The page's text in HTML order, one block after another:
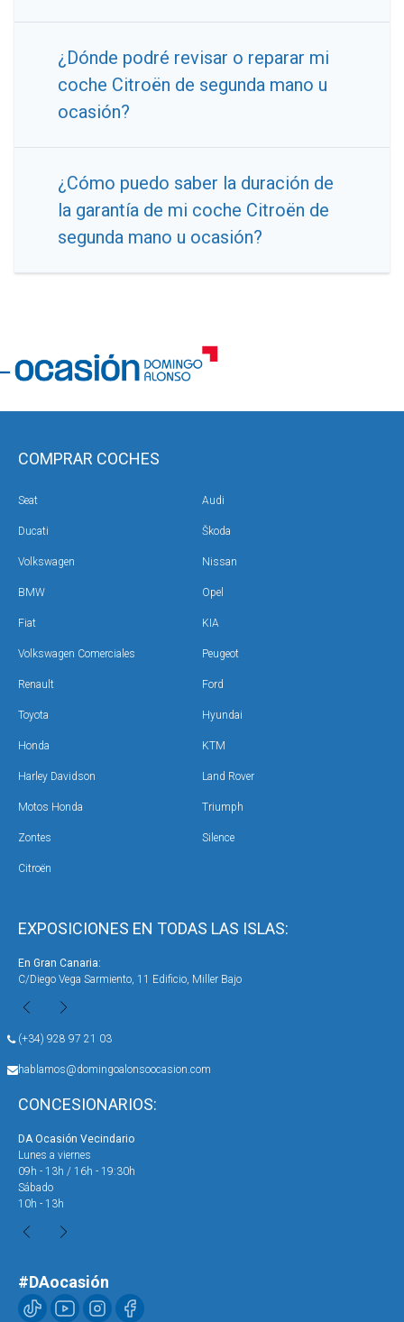
¿Dónde podré revisar o reparar mi
coche Citroën de segunda mano u
ocasión?
¿Cómo puedo saber la duración de
la garantía de mi coche Citroën de
segunda mano u ocasión?
EXPOSICIONES EN TODAS LAS ISLAS:
En Gran Canaria:
C/Diego Vega Sarmiento, 11 Edificio, Miller Bajo
(+34) 928 97 21 03
hablamos@domingoalonsoocasion.com
CONCESIONARIOS:
DA Ocasión Vecindario
Lunes a viernes
09h - 13h / 16h - 19:30h
Sábado
10h - 13h
COMPRAR COCHES
Seat Audi
Ducati Škoda
Volkswagen Nissan
BMW Opel
Fiat KIA
Volkswagen Comerciales Peugeot
Renault Ford
Toyota Hyundai
Honda KTM
Harley Davidson Land Rover
Motos Honda Triumph
Zontes Silence
Citroën
#DAocasión